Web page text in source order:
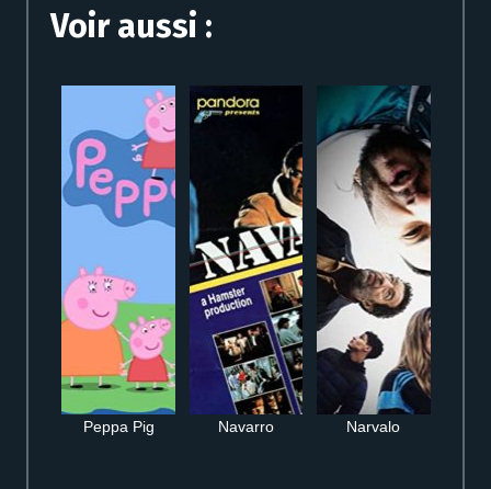
Voir aussi :
Peppa Pig Navarro Narvalo